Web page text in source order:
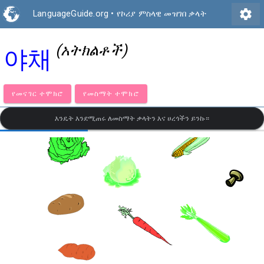
LanguageGuide.org • የኮሪያ ምስላዊ መዝገበ ቃላት settings
야채 (አትክልቶች)
የመናገር ተሞክሮ የመስማት ተሞክሮ
እንዴት እንደሚጠሩ ለመስማት ቃላትን እና ሀረጎችን ይንኩ።